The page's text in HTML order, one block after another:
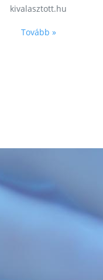
kivalasztott.hu
Tovább »